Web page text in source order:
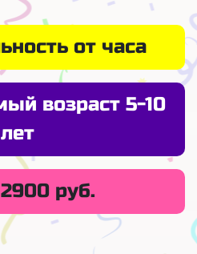
от часа
возраст 5-10
лет
руб.